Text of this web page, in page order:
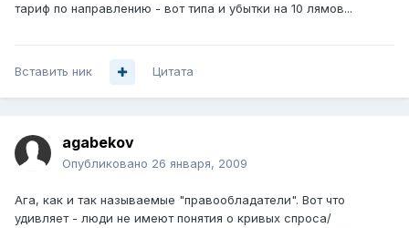
тариф по направлению - вот типа и убытки на 10 лямов...
Вставить ник Цитата
agabekov
Опубликовано 26 января, 2009
Ага, как и так называемые "правообладатели". Вот что
удивляет - люди не имеют понятия о кривых спроса/